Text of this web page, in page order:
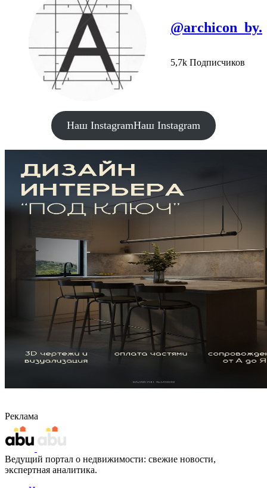
@archicon_by.
5,7k Подписчиков
Наш InstagramНаш Instagram
Реклама
Ведущий портал о недвижимости: свежие новости,
экспертная аналитика.